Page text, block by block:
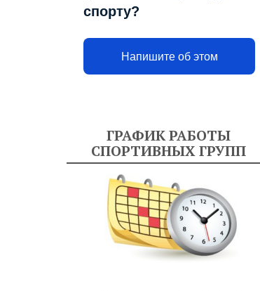
спорту?
Напишите об этом
ГРАФИК РАБОТЫ
СПОРТИВНЫХ ГРУПП